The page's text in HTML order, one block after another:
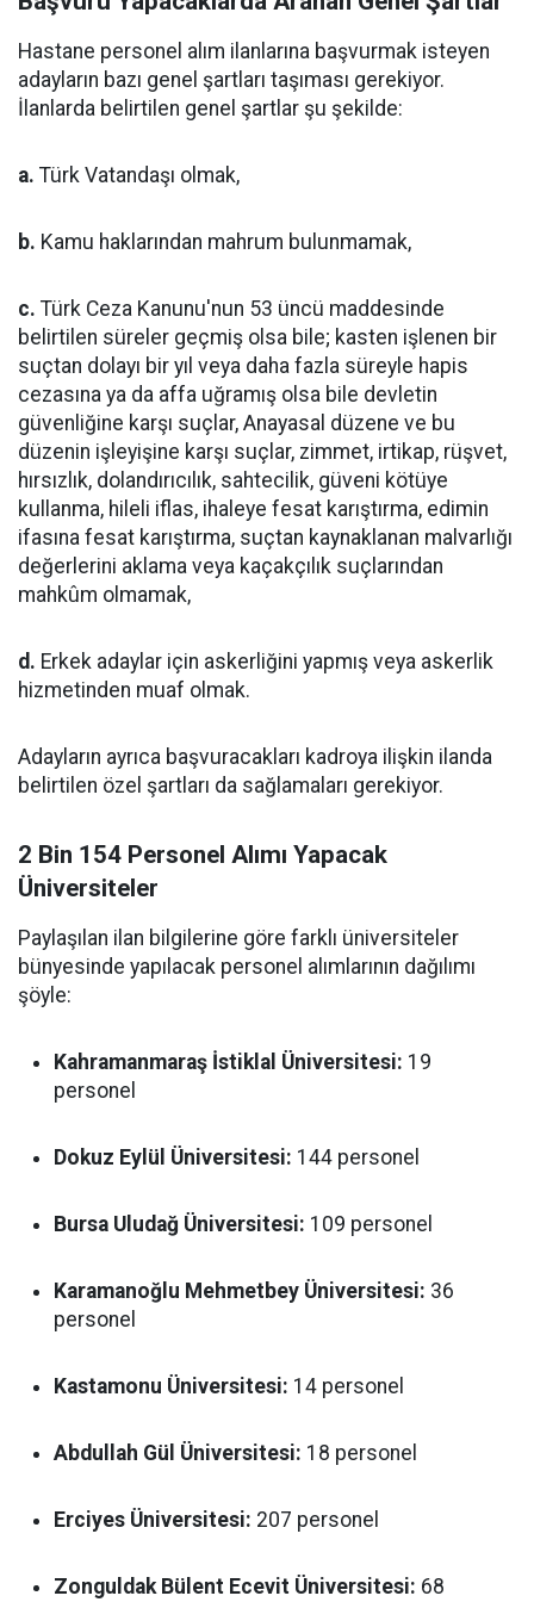
Hastane personel alım ilanlarına başvurmak isteyen
adayların bazı genel şartları taşıması gerekiyor.
İlanlarda belirtilen genel şartlar şu şekilde:
a. Türk Vatandaşı olmak,
b. Kamu haklarından mahrum bulunmamak,
c. Türk Ceza Kanunu'nun 53 üncü maddesinde
belirtilen süreler geçmiş olsa bile; kasten işlenen bir
suçtan dolayı bir yıl veya daha fazla süreyle hapis
cezasına ya da affa uğramış olsa bile devletin
güvenliğine karşı suçlar, Anayasal düzene ve bu
düzenin işleyişine karşı suçlar, zimmet, irtikap, rüşvet,
hırsızlık, dolandırıcılık, sahtecilik, güveni kötüye
kullanma, hileli iflas, ihaleye fesat karıştırma, edimin
ifasına fesat karıştırma, suçtan kaynaklanan malvarlığı
değerlerini aklama veya kaçakçılık suçlarından
mahkûm olmamak,
d. Erkek adaylar için askerliğini yapmış veya askerlik
hizmetinden muaf olmak.
Adayların ayrıca başvuracakları kadroya ilişkin ilanda
belirtilen özel şartları da sağlamaları gerekiyor.
2 Bin 154 Personel Alımı Yapacak
Üniversiteler
Paylaşılan ilan bilgilerine göre farklı üniversiteler
bünyesinde yapılacak personel alımlarının dağılımı
şöyle:
Kahramanmaraş İstiklal Üniversitesi: 19
personel
Dokuz Eylül Üniversitesi: 144 personel
Bursa Uludağ Üniversitesi: 109 personel
Karamanoğlu Mehmetbey Üniversitesi: 36
personel
Kastamonu Üniversitesi: 14 personel
Abdullah Gül Üniversitesi: 18 personel
Erciyes Üniversitesi: 207 personel
Zonguldak Bülent Ecevit Üniversitesi: 68